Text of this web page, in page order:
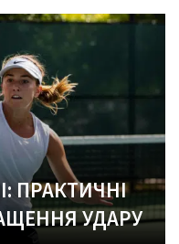
ПРАКТИЧНІ
УДАРУ